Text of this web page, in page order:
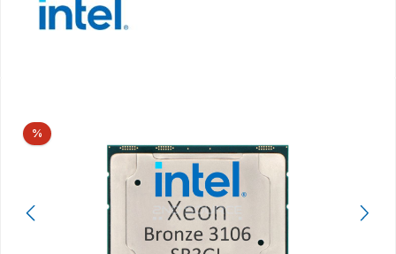
Bildergalerie überspringen
% Rabatt